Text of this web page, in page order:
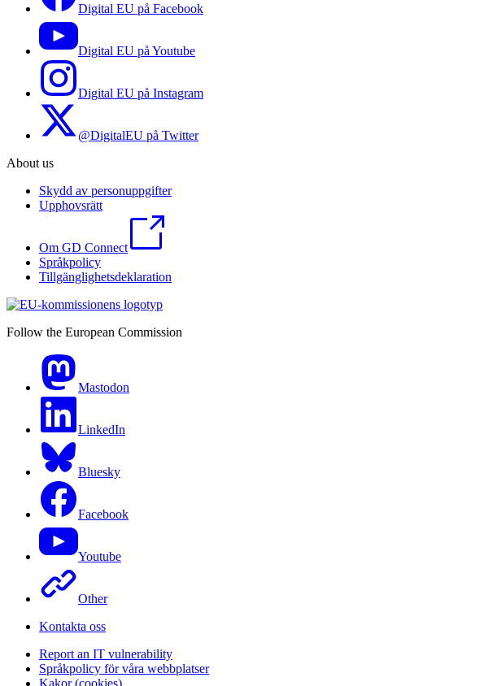
Digital EU på Facebook
Digital EU på Youtube
Digital EU på Instagram
@DigitalEU på Twitter
About us
Skydd av personuppgifter
Upphovsrätt
Om GD Connect
Språkpolicy
Tillgänglighetsdeklaration
Follow the European Commission
Mastodon
LinkedIn
Bluesky
Facebook
Youtube
Other
Kontakta oss
Report an IT vulnerability
Språkpolicy för våra webbplatser
Kakor (cookies)